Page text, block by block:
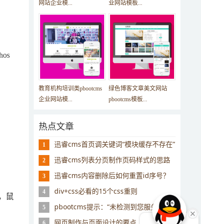
鼠
网站企业模...
业网站模板...
教育机构培训类pbootcms
企业网站模...
绿色博客文章美文网站
pbootcms模板...
热点文章
1 迅睿cms首页调关键词“模块缓存不存在”
2 迅睿cms列表分页制作页码样式的思路
3 迅睿cms内容删除后如何重置id序号？
4 div+css必看的15个css重则
5 pbootcms提示：“未检测到您服务器环境的sqlite3数据库扩展...”